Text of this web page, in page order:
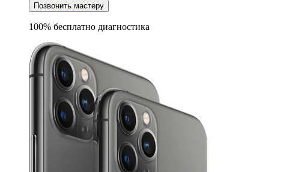
Позвонить мастеру
100% бесплатно диагностика